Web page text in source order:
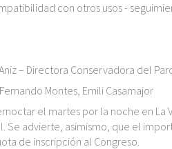
con otros usos -
– Directora Conservadora del
Montes, Emili Casamajor
el martes por la noche en La
Se advierte, asimismo, que el
de inscripción al Congreso.